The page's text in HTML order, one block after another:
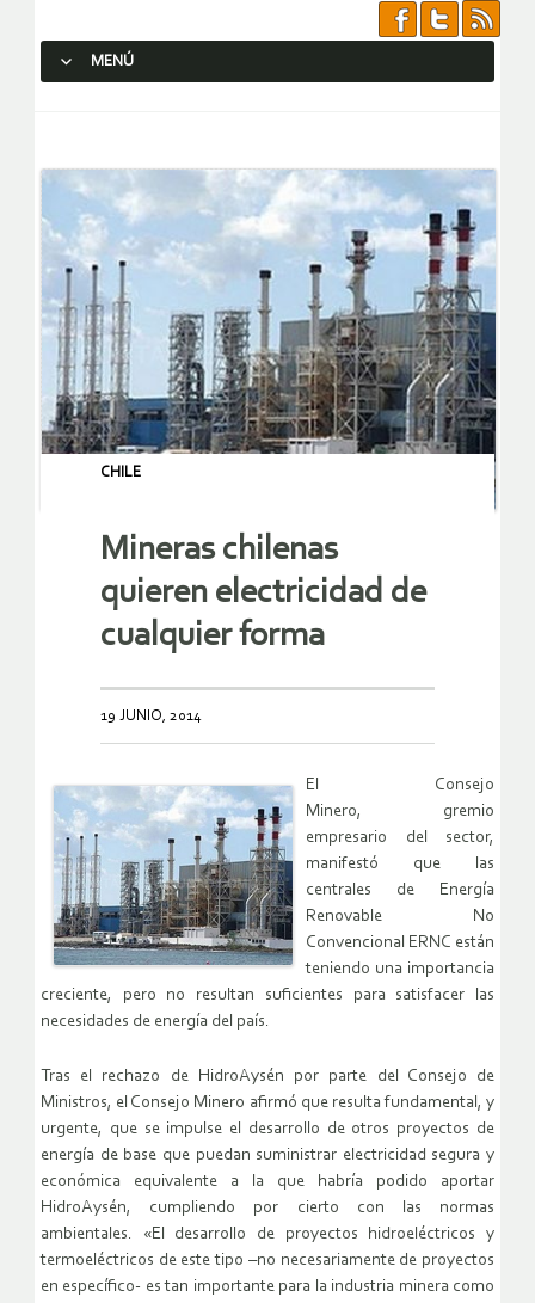
MENÚ
CHILE
Mineras chilenas
quieren electricidad de
cualquier forma
19 JUNIO, 2014
El Consejo
Minero, gremio
empresario del sector,
manifestó que las
centrales de Energía
Renovable No
Convencional ERNC están
teniendo una importancia
creciente, pero no resultan suficientes para satisfacer las
necesidades de energía del país.
Tras el rechazo de HidroAysén por parte del Consejo de
Ministros, el Consejo Minero afirmó que resulta fundamental, y
urgente, que se impulse el desarrollo de otros proyectos de
energía de base que puedan suministrar electricidad segura y
económica equivalente a la que habría podido aportar
HidroAysén, cumpliendo por cierto con las normas
ambientales. «El desarrollo de proyectos hidroeléctricos y
termoeléctricos de este tipo –no necesariamente de proyectos
en específico- es tan importante para la industria minera como